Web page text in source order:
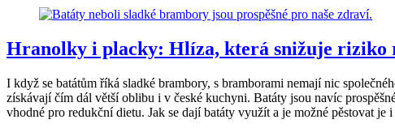
Hranolky i placky: Hlíza, která snižuje riziko
I když se batátům říká sladké brambory, s bramborami nemají nic
získávají čím dál větší oblibu i v české kuchyni. Batáty jsou navíc
vhodné pro redukční dietu. Jak se dají batáty využít a je možné pěstovat je i